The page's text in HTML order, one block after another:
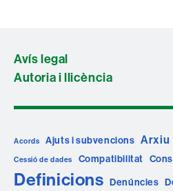
entrades
Avís legal
Autoria i llicència
Acords Ajuts i subvencions Arxiu
Cessió de dades
Compatibilitat
Definicions Denúncies